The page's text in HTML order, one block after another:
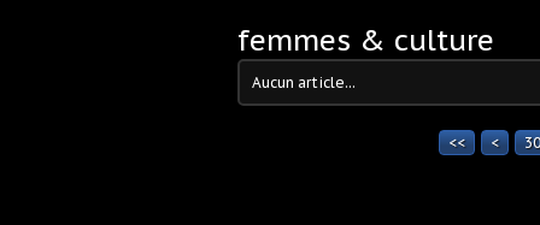
femmes & culture
Aucun article...
<< < 10
20
30